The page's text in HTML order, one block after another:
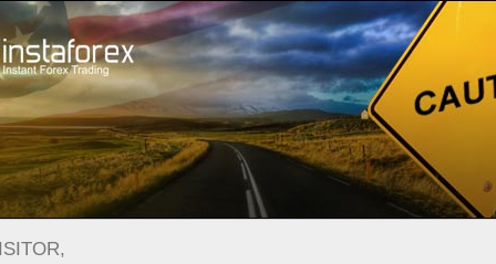
For Traders Analytical Reviews Technical analysis